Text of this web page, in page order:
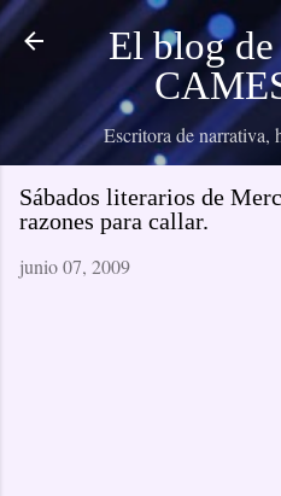
Ir al
El blog
Escritora de narrativa,
Sábados literarios de
razones para callar.
junio 07, 2009